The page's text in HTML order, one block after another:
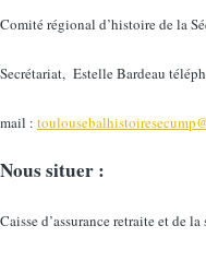
Comité régional d’histoire de la
Secrétariat, Estelle Bardeau
mail :
Nous situer :
Caisse d’assurance retraite et de